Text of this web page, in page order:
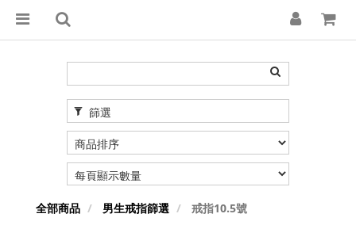
篩選
全部商品 男生戒指篩選 戒指10.5號